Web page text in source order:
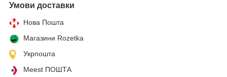
Умови доставки
Нова Пошта
Магазини Rozetka
Укрпошта
Meest ПОШТА